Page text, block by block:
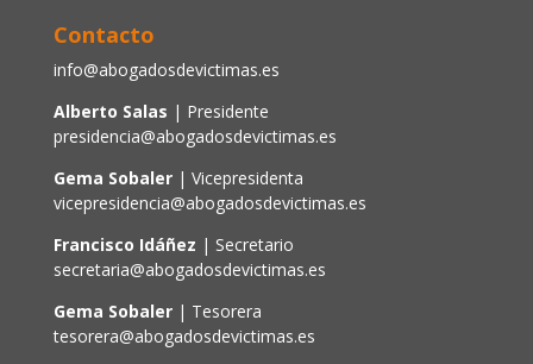
Contacto
info@abogadosdevictimas.es
Alberto Salas | Presidente
presidencia@abogadosdevictimas.es
Gema Sobaler | Vicepresidenta
vicepresidencia@abogadosdevictimas.es
Francisco Idáñez | Secretario
secretaria@abogadosdevictimas.es
Gema Sobaler| Tesorera
tesorera@abogadosdevictimas.es